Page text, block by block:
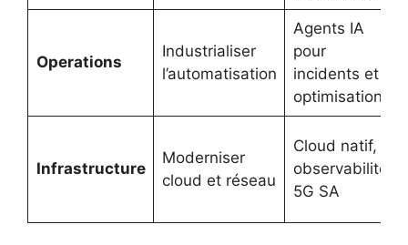
Operations
Industrialiser
l’automatisation
Agents IA
pour
incidents et
optimisation
Infrastructure
Moderniser
cloud et réseau
Cloud natif,
observabilité,
5G SA